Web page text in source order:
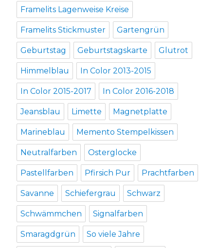
Framelits Lagenweise Kreise
Framelits Stickmuster Gartengrün
Geburtstag Geburtstagskarte Glutrot
Himmelblau In Color 2013-2015
In Color 2015-2017 In Color 2016-2018
Jeansblau Limette Magnetplatte
Marineblau Memento Stempelkissen
Neutralfarben Osterglocke
Pastellfarben Pfirsich Pur Prachtfarben
Savanne Schiefergrau Schwarz
Schwämmchen Signalfarben
Smaragdgrün So viele Jahre